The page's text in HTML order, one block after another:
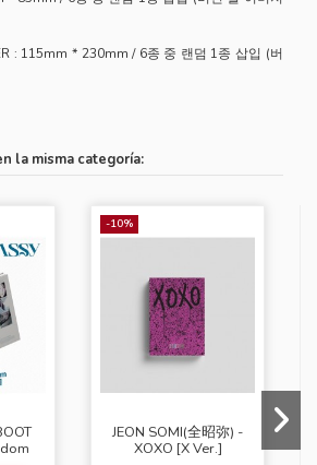
: 115mm * 230mm / 6종 중 랜덤 1종 삽입 (버
la misma categoría:
-10%
JEON SOMI(全昭弥) -
XOXO [X Ver.]